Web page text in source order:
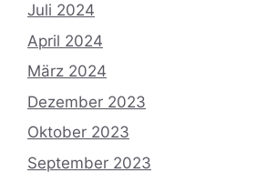
Juli 2024
April 2024
März 2024
Dezember 2023
Oktober 2023
September 2023